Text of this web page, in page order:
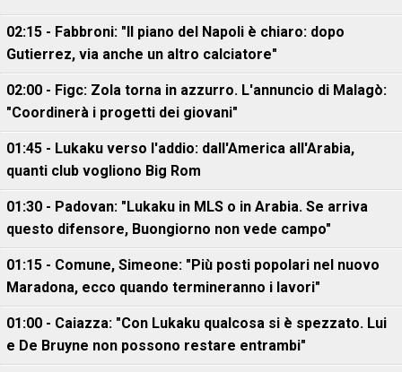
02:15 - Fabbroni: "Il piano del Napoli è chiaro: dopo
Gutierrez, via anche un altro calciatore"
02:00 - Figc: Zola torna in azzurro. L'annuncio di Malagò:
"Coordinerà i progetti dei giovani"
01:45 - Lukaku verso l'addio: dall'America all'Arabia,
quanti club vogliono Big Rom
01:30 - Padovan: "Lukaku in MLS o in Arabia. Se arriva
questo difensore, Buongiorno non vede campo"
01:15 - Comune, Simeone: "Più posti popolari nel nuovo
Maradona, ecco quando termineranno i lavori"
01:00 - Caiazza: "Con Lukaku qualcosa si è spezzato. Lui
e De Bruyne non possono restare entrambi"